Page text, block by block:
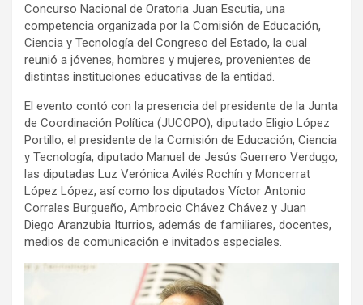
Concurso Nacional de Oratoria Juan Escutia, una
competencia organizada por la Comisión de Educación,
Ciencia y Tecnología del Congreso del Estado, la cual
reunió a jóvenes, hombres y mujeres, provenientes de
distintas instituciones educativas de la entidad.
El evento contó con la presencia del presidente de la Junta
de Coordinación Política (JUCOPO), diputado Eligio López
Portillo; el presidente de la Comisión de Educación, Ciencia
y Tecnología, diputado Manuel de Jesús Guerrero Verdugo;
las diputadas Luz Verónica Avilés Rochín y Moncerrat
López López, así como los diputados Víctor Antonio
Corrales Burgueño, Ambrocio Chávez Chávez y Juan
Diego Aranzubia Iturrios, además de familiares, docentes,
medios de comunicación e invitados especiales.